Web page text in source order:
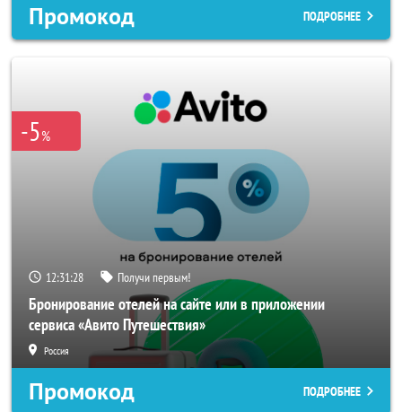
Промокод ПОДРОБНЕЕ
-5%
12:31:26 Получи первым!
Бронирование отелей на сайте или в приложении
сервиса «Авито Путешествия»
Россия
Промокод ПОДРОБНЕЕ